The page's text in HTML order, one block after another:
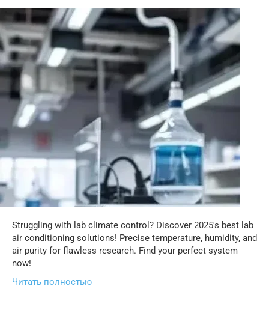
Struggling with lab climate control? Discover 2025's best lab
air conditioning solutions! Precise temperature, humidity, and
air purity for flawless research. Find your perfect system
now!
Читать полностью